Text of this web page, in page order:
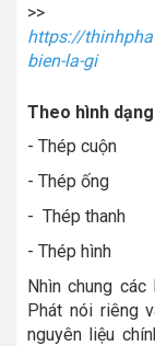
>>
https://
bien-la-gi
Theo hình
- Thép cuộn
- Thép ống
- Thép thanh
- Thép hình
Nhìn chung
Phát nói riêng
nguyên liệu